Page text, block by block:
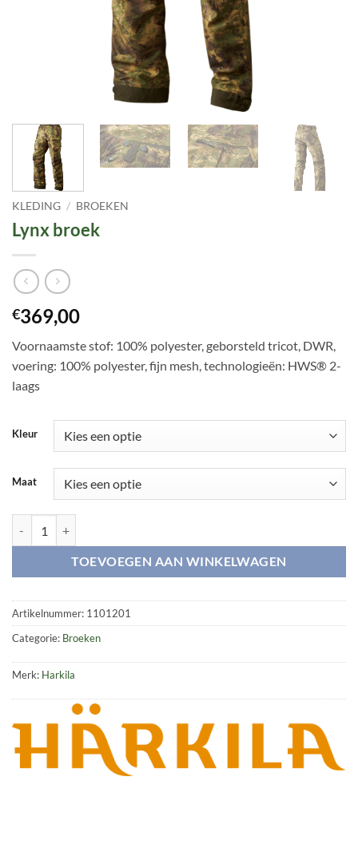
KLEDING / BROEKEN
Lynx broek
€369,00
Voornaamste stof: 100% polyester, geborsteld tricot, DWR,
voering: 100% polyester, fijn mesh, technologieën: HWS® 2-
laags
Kleur
Maat
TOEVOEGEN AAN WINKELWAGEN
Artikelnummer: 1101201
Categorie: Broeken
Merk: Harkila